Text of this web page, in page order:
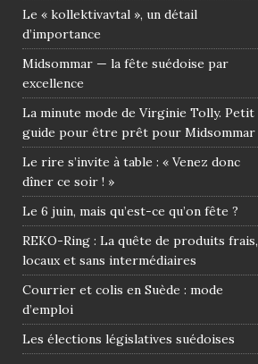
Le « kollektivavtal », un détail
d’importance
Midsommar — la fête suédoise par
excellence
La minute mode de Virginie Tolly. Petit
guide pour être prêt pour Midsommar
Le rire s’invite à table : « Venez donc
dîner ce soir ! »
Le 6 juin, mais qu’est-ce qu’on fête ?
REKO-Ring : La quête de produits frais,
locaux et sans intermédiaires
Courrier et colis en Suède : mode
d’emploi
Les élections législatives suédoises